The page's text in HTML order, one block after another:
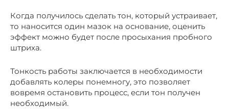
Когда получилось сделать тон, который устраивает,
то наносится один мазок на основание, оценить
эффект можно будет после просыхания пробного
штриха.
Тонкость работы заключается в необходимости
добавлять колеры понемногу, это позволяет
вовремя остановить процесс, если тон получен
необходимый.